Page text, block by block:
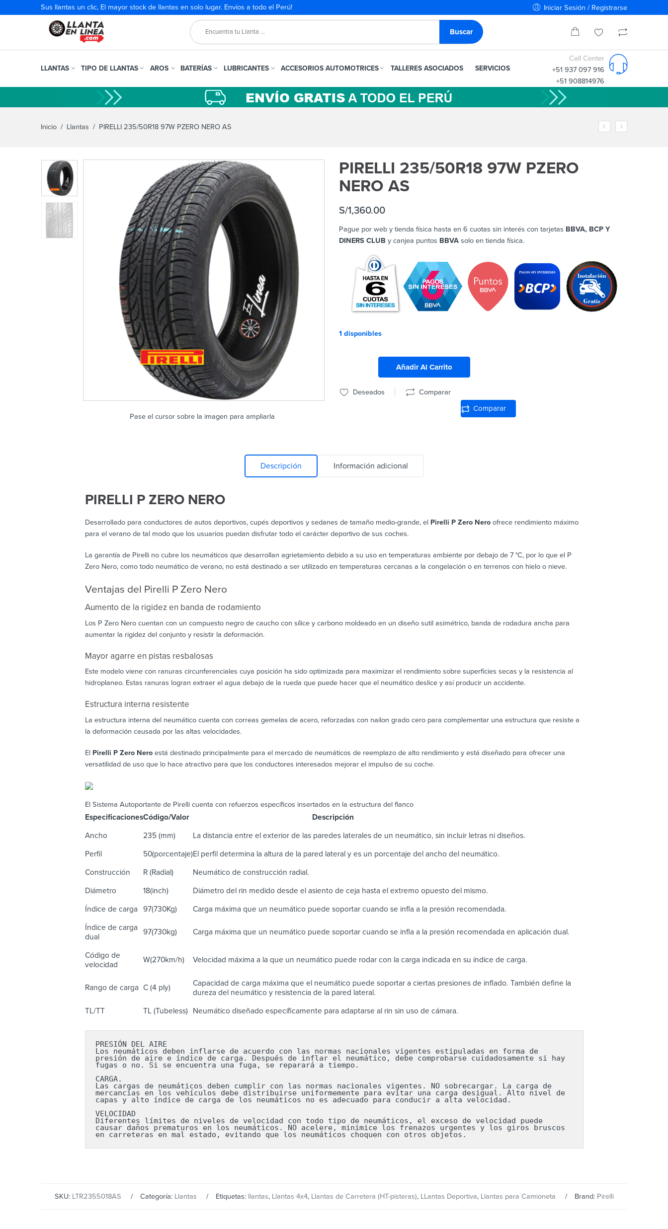
Sus llantas un clic, El mayor stock de llantas en solo lugar. Envíos a todo el Perú! Iniciar Sesión / Registrarse
LLANTAS TIPO DE LLANTAS AROS BATERÍAS LUBRICANTES ACCESORIOS AUTOMOTRICES TALLERES ASOCIADOS SERVICIOS
Call Center
+51 937 097 916
+51 908814976
Inicio / Llantas / PIRELLI 235/50R18 97W PZERO NERO AS
Pase el cursor sobre la imagen para ampliarla
PIRELLI 235/50R18 97W PZERO
NERO AS
S/1,360.00
Pague por web y tienda física hasta en 6 cuotas sin interés con tarjetas BBVA, BCP Y
DINERS CLUB y canjea puntos BBVA solo en tienda física.
1 disponibles
Añadir Al Carrito
Deseados Comparar
Comparar
Descripción Información adicional
PIRELLI P ZERO NERO
Desarrollado para conductores de autos deportivos, cupés deportivos y sedanes de tamaño medio-grande, el Pirelli P Zero Neroofrece rendimiento máximo
para el verano de tal modo que los usuarios puedan disfrutar todo el carácter deportivo de sus coches.
La garantía de Pirelli no cubre los neumáticos que desarrollan agrietamiento debido a su uso en temperaturas ambiente por debajo de 7 °C, por lo que el P
Zero Nero, como todo neumático de verano, no está destinado a ser utilizado en temperaturas cercanas a la congelación o en terrenos con hielo o nieve.
Ventajas del Pirelli P Zero Nero
Aumento de la rigidez en banda de rodamiento
Los P Zero Nero cuentan con un compuesto negro de caucho con sílice y carbono moldeado en un diseño sutil asimétrico, banda de rodadura ancha para
aumentar la rigidez del conjunto y resistir la deformación.
Mayor agarre en pistas resbalosas
Este modelo viene con ranuras circunferenciales cuya posición ha sido optimizada para maximizar el rendimiento sobre superficies secas y la resistencia al
hidroplaneo. Estas ranuras logran extraer el agua debajo de la rueda que puede hacer que el neumático deslice y así producir un accidente.
Estructura interna resistente
La estructura interna del neumático cuenta con correas gemelas de acero, reforzadas con nailon grado cero para complementar una estructura que resiste a
la deformación causada por las altas velocidades.
El Pirelli P Zero Neroestá destinado principalmente para el mercado de neumáticos de reemplazo de alto rendimiento y está diseñado para ofrecer una
versatilidad de uso que lo hace atractivo para que los conductores interesados ​​mejorar el impulso de su coche.
El Sistema Autoportante de Pirelli cuenta con refuerzos específicos insertados en la estructura del flanco
EspecificacionesCódigo/Valor Descripción
Ancho 235 (mm) La distancia entre el exterior de las paredes laterales de un neumático, sin incluir letras ni diseños.
Perfil 50(porcentaje)El perfil determina la altura de la pared lateral y es un porcentaje del ancho del neumático.
Construcción R (Radial) Neumático de construcción radial.
Diámetro 18(inch) Diámetro del rin medido desde el asiento de ceja hasta el extremo opuesto del mismo.
Índice de carga 97(730Kg) Carga máxima que un neumático puede soportar cuando se infla a la presión recomendada.
Índice de carga
dual
97(730kg) Carga máxima que un neumático puede soportar cuando se infla a la presión recomendada en aplicación dual.
Código de
velocidad
W(270km/h) Velocidad máxima a la que un neumático puede rodar con la carga indicada en su índice de carga.
Rango de carga C (4 ply)
Capacidad de carga máxima que el neumático puede soportar a ciertas presiones de inflado. También define la
dureza del neumático y resistencia de la pared lateral.
TL/TT TL (Tubeless) Neumático diseñado específicamente para adaptarse al rin sin uso de cámara.
PRESIÓN DEL AIRE
Los neumáticos deben inflarse de acuerdo con las normas nacionales vigentes estipuladas en forma de
presión de aire e índice de carga. Después de inflar el neumático, debe comprobarse cuidadosamente si hay
fugas o no. Si se encuentra una fuga, se reparará a tiempo.
CARGA.
Las cargas de neumáticos deben cumplir con las normas nacionales vigentes. NO sobrecargar. La carga de
mercancías en los vehículos debe distribuirse uniformemente para evitar una carga desigual. Alto nivel de
capas y alto índice de carga de los neumáticos no es adecuado para conducir a alta velocidad.
VELOCIDAD
Diferentes límites de niveles de velocidad con todo tipo de neumáticos, el exceso de velocidad puede
causar daños prematuros en los neumáticos. NO acelere, minimice los frenazos urgentes y los giros bruscos
en carreteras en mal estado, evitando que los neumáticos choquen con otros objetos.
SKU: LTR2355018AS Categoría: Llantas Etiquetas: llantas, Llantas 4x4, Llantas de Carretera (HT-pisteras), LLantas Deportiva, Llantas para Camioneta Brand: Pirelli